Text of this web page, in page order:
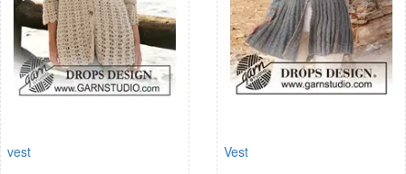
vest Vest